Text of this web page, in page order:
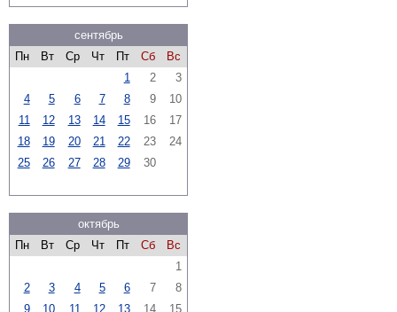
сентябрь
Пн
Вт Ср Чт Пт Сб
Вс
1
2
3
4
5 6 7 8 9
10
11
12 13 14 15 16
17
18
19 20 21 22 23
24
25
26 27 28 29 30
октябрь
Пн
Вт Ср Чт Пт Сб
Вс
1
2
3 4 5 6 7
8
9
10 11 12 13 14 15